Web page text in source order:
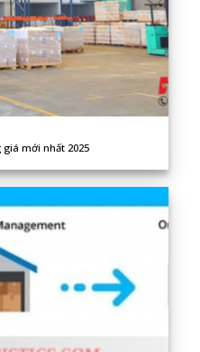
mới nhất 2025